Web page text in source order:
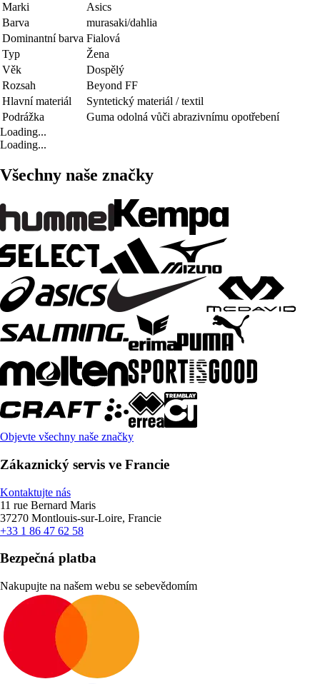
Marki
Asics
Barva
murasaki/dahlia
Dominantní barva Fialová
Typ
Žena
Věk
Dospělý
Rozsah
Beyond FF
Hlavní materiál
Syntetický materiál / textil
Podrážka
Guma odolná vůči abrazivnímu opotřebení
Loading...
Loading...
Všechny naše značky
Objevte všechny naše značky
Zákaznický servis ve Francie
Kontaktujte nás
11 rue Bernard Maris
37270 Montlouis-sur-Loire, Francie
+33 1 86 47 62 58
Bezpečná platba
Nakupujte na našem webu se sebevědomím